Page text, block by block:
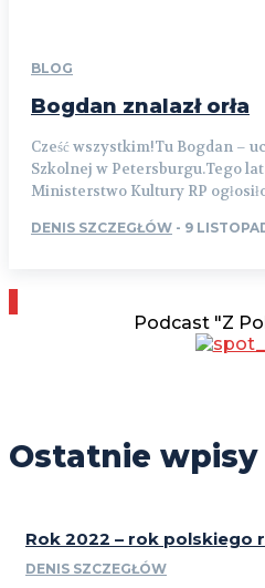
BLOG
Bogdan znalazł orła
Cześć wszystkim!Tu Bogdan –
Szkolnej w Petersburgu.Tego
Ministerstwo Kultury RP
DENIS SZCZEGŁÓW - 9
Podcast "Z
Ostatnie wpisy
Rok 2022 – rok polskiego
DENIS SZCZEGŁÓW